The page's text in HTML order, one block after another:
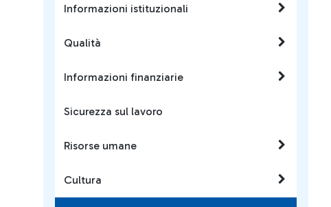
Informazioni istituzionali
Qualità
Informazioni finanziarie
Sicurezza sul lavoro
Risorse umane
Cultura